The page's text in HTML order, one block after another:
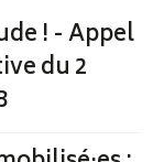
! - Appel
du 2